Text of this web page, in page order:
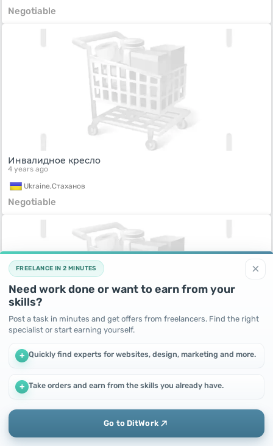
Negotiable
Инвалидное кресло
4 years ago
Ukraine,Стаханов
Negotiable
Продам полуприцеп Krone SDP 2003
4 years ago
162000 UAH
×
FREELANCE IN 2 MINUTES
Need work done or want to earn from your
skills?
Post a task in minutes and get offers from freelancers. Find the right
specialist or start earning yourself.
+ Quickly find experts for websites, design, marketing and more.
+ Take orders and earn from the skills you already have.
Go to DitWork
We use cookies to improve performance and make the site
Add Home Messages Profile